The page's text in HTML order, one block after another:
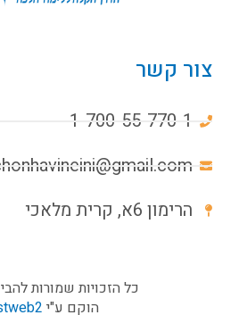
צור קשר
1-700-55-770-1
הרימון 6א, קרית מלאכי
כל הזכויות שמורות להבינני
הוקם ע"י